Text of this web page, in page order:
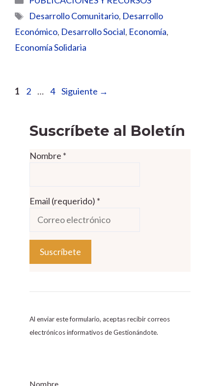
Etiquetas
Desarrollo Comunitario, Desarrollo
Económico, Desarrollo Social, Economía,
Economía Solidaria
Página
1 Página
2 … Página
4 Siguiente →
Suscríbete al Boletín
Nombre *
Email (requerido) *
o
s
t
Al enviar este formulario, aceptas recibir correos
electrónicos informativos de Gestionándote.
Nombre